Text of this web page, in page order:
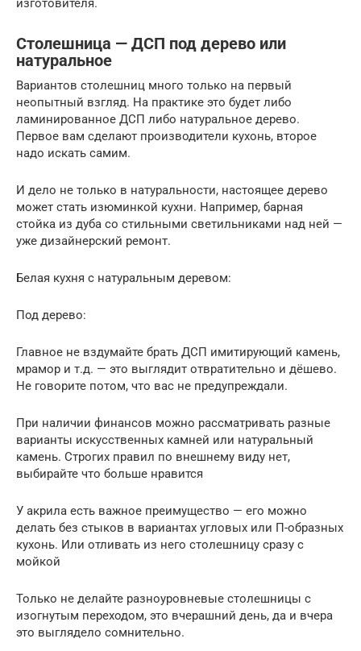
изготовителя.
Столешница — ДСП под дерево или
натуральное
Вариантов столешниц много только на первый
неопытный взгляд. На практике это будет либо
ламинированное ДСП либо натуральное дерево.
Первое вам сделают производители кухонь, второе
надо искать самим.
И дело не только в натуральности, настоящее дерево
может стать изюминкой кухни. Например, барная
стойка из дуба со стильными светильниками над ней —
уже дизайнерский ремонт.
Белая кухня с натуральным деревом:
Под дерево:
Главное не вздумайте брать ДСП имитирующий камень,
мрамор и т.д. — это выглядит отвратительно и дёшево.
Не говорите потом, что вас не предупреждали.
При наличии финансов можно рассматривать разные
варианты искусственных камней или натуральный
камень. Строгих правил по внешнему виду нет,
выбирайте что больше нравится
У акрила есть важное преимущество — его можно
делать без стыков в вариантах угловых или П-образных
кухонь. Или отливать из него столешницу сразу с
мойкой
Только не делайте разноуровневые столешницы с
изогнутым переходом, это вчерашний день, да и вчера
это выглядело сомнительно.